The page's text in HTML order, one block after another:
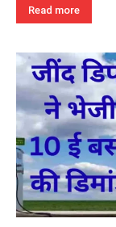
Read more